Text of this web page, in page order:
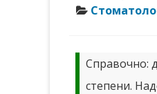
Справочно:
степени.